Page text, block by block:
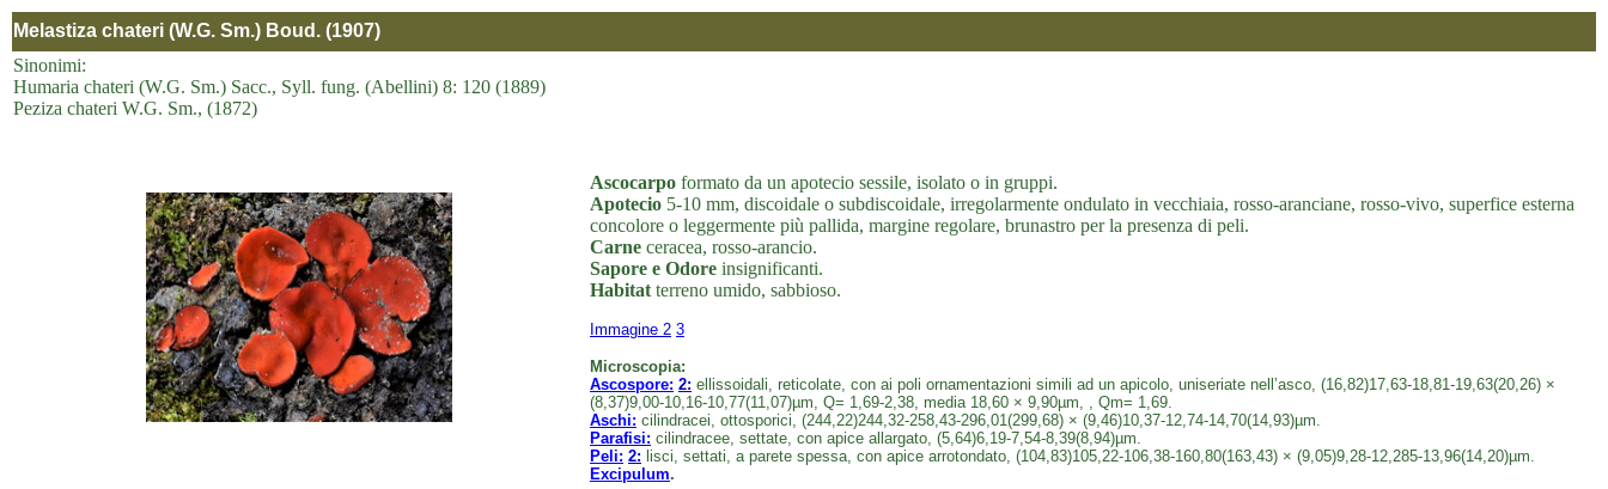
Melastiza chateri (W.G. Sm.) Boud. (1907)
Sinonimi:
Humaria chateri (W.G. Sm.) Sacc., Syll. fung. (Abellini) 8: 120 (1889)
Peziza chateri W.G. Sm., (1872)
Ascocarpo formato da un apotecio sessile, isolato o in gruppi.
Apotecio 5-10 mm, discoidale o subdiscoidale, irregolarmente ondulato in vecchiaia, rosso-aranciane, rosso-vivo, superfice esterna
concolore o leggermente più pallida, margine regolare, brunastro per la presenza di peli.
Carne ceracea, rosso-arancio.
Sapore e Odore insignificanti.
Habitat terreno umido, sabbioso.
Immagine 2 3
Microscopia:
Ascospore: 2: ellissoidali, reticolate, con ai poli ornamentazioni simili ad un apicolo, uniseriate nell’asco, (16,82)17,63-18,81-19,63(20,26) ×
(8,37)9,00-10,16-10,77(11,07)µm, Q= 1,69-2,38, media 18,60 × 9,90µm, , Qm= 1,69.
Aschi: cilindracei, ottosporici, (244,22)244,32-258,43-296,01(299,68) × (9,46)10,37-12,74-14,70(14,93)µm.
Parafisi: cilindracee, settate, con apice allargato, (5,64)6,19-7,54-8,39(8,94)µm.
Peli: 2: lisci, settati, a parete spessa, con apice arrotondato, (104,83)105,22-106,38-160,80(163,43) × (9,05)9,28-12,285-13,96(14,20)µm.
Excipulum.